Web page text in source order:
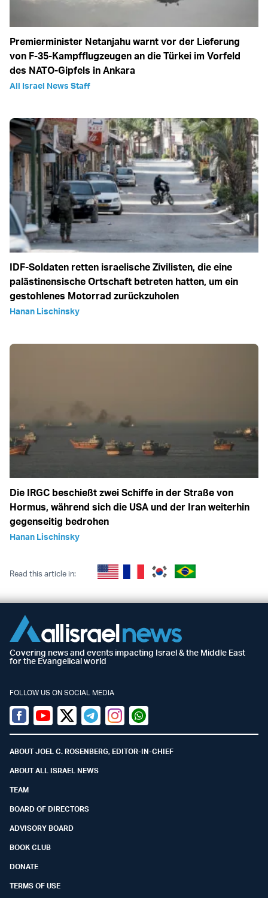
Premierminister Netanjahu warnt vor der Lieferung
von F-35-Kampfflugzeugen an die Türkei im Vorfeld
des NATO-Gipfels in Ankara
All Israel News Staff
IDF-Soldaten retten israelische Zivilisten, die eine
palästinensische Ortschaft betreten hatten, um ein
gestohlenes Motorrad zurückzuholen
Hanan Lischinsky
Die IRGC beschießt zwei Schiffe in der Straße von
Hormus, während sich die USA und der Iran weiterhin
gegenseitig bedrohen
Hanan Lischinsky
Read this article in:
Covering news and events impacting Israel & the Middle East
for the Evangelical world
FOLLOW US ON SOCIAL MEDIA
Facebook
YoutubeTwitter (X)
TelegramInstagramWhatsapp
ABOUT JOEL C. ROSENBERG, EDITOR-IN-CHIEF
ABOUT ALL ISRAEL NEWS
TEAM
BOARD OF DIRECTORS
ADVISORY BOARD
BOOK CLUB
DONATE
TERMS OF USE